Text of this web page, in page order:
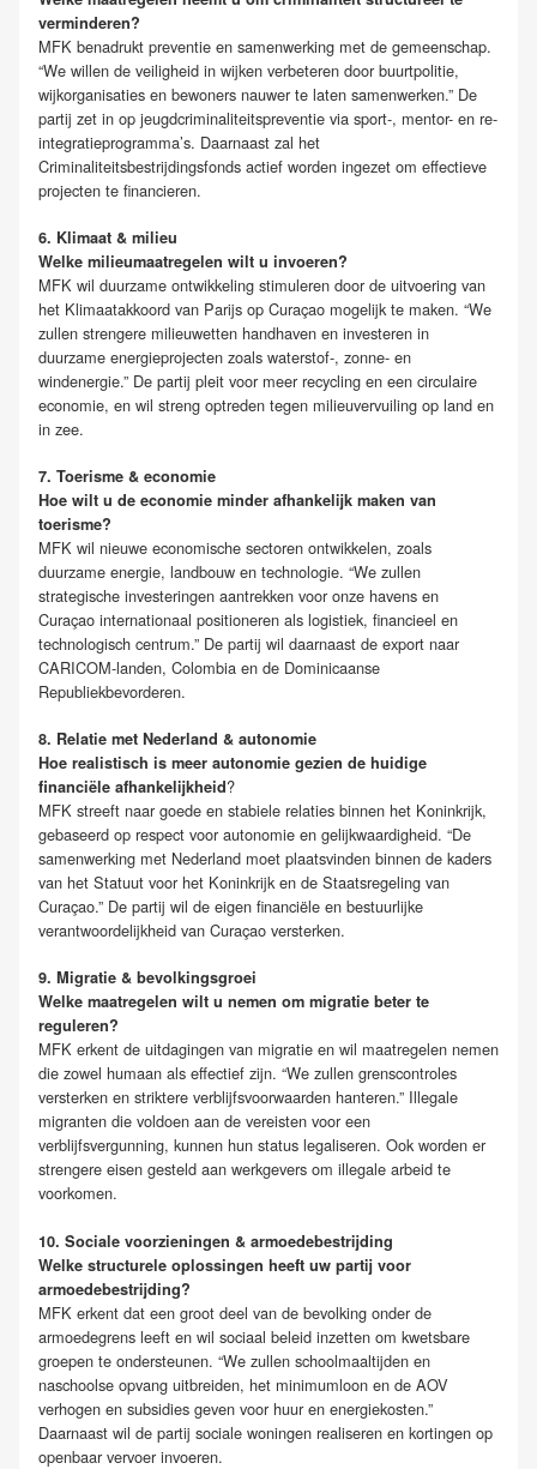
verminderen?
MFK benadrukt preventie en samenwerking met de gemeenschap.
“We willen de veiligheid in wijken verbeteren door buurtpolitie,
wijkorganisaties en bewoners nauwer te laten samenwerken.” De
partij zet in op jeugdcriminaliteitspreventie via sport-, mentor- en re-
integratieprogramma’s. Daarnaast zal het
Criminaliteitsbestrijdingsfonds actief worden ingezet om effectieve
projecten te financieren.
6. Klimaat & milieu
Welke milieumaatregelen wilt u invoeren?
MFK wil duurzame ontwikkeling stimuleren door de uitvoering van
het Klimaatakkoord van Parijs op Curaçao mogelijk te maken. “We
zullen strengere milieuwetten handhaven en investeren in
duurzame energieprojecten zoals waterstof-, zonne- en
windenergie.” De partij pleit voor meer recycling en een circulaire
economie, en wil streng optreden tegen milieuvervuiling op land en
in zee.
7. Toerisme & economie
Hoe wilt u de economie minder afhankelijk maken van
toerisme?
MFK wil nieuwe economische sectoren ontwikkelen, zoals
duurzame energie, landbouw en technologie. “We zullen
strategische investeringen aantrekken voor onze havens en
Curaçao internationaal positioneren als logistiek, financieel en
technologisch centrum.” De partij wil daarnaast de export naar
CARICOM-landen, Colombia en de Dominicaanse
Republiekbevorderen.
8. Relatie met Nederland & autonomie
Hoe realistisch is meer autonomie gezien de huidige
financiële afhankelijkheid?
MFK streeft naar goede en stabiele relaties binnen het Koninkrijk,
gebaseerd op respect voor autonomie en gelijkwaardigheid. “De
samenwerking met Nederland moet plaatsvinden binnen de kaders
van het Statuut voor het Koninkrijk en de Staatsregeling van
Curaçao.” De partij wil de eigen financiële en bestuurlijke
verantwoordelijkheid van Curaçao versterken.
9. Migratie & bevolkingsgroei
Welke maatregelen wilt u nemen om migratie beter te
reguleren?
MFK erkent de uitdagingen van migratie en wil maatregelen nemen
die zowel humaan als effectief zijn. “We zullen grenscontroles
versterken en striktere verblijfsvoorwaarden hanteren.” Illegale
migranten die voldoen aan de vereisten voor een
verblijfsvergunning, kunnen hun status legaliseren. Ook worden er
strengere eisen gesteld aan werkgevers om illegale arbeid te
voorkomen.
10. Sociale voorzieningen & armoedebestrijding
Welke structurele oplossingen heeft uw partij voor
armoedebestrijding?
MFK erkent dat een groot deel van de bevolking onder de
armoedegrens leeft en wil sociaal beleid inzetten om kwetsbare
groepen te ondersteunen. “We zullen schoolmaaltijden en
naschoolse opvang uitbreiden, het minimumloon en de AOV
verhogen en subsidies geven voor huur en energiekosten.”
Daarnaast wil de partij sociale woningen realiseren en kortingen op
openbaar vervoer invoeren.